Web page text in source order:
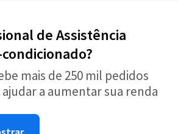
de Assistência
mais de 250 mil pedidos
a aumentar sua renda